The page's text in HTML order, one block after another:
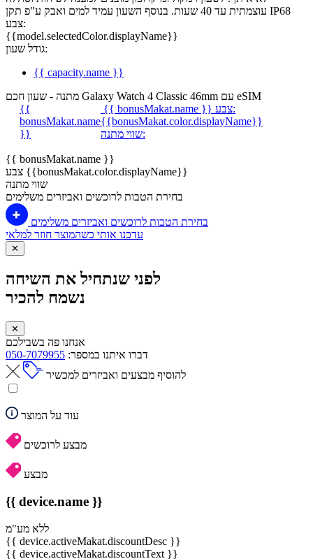
עוצמתית עד 40 שעות. בנוסף השעון עמיד למים ואבק ע"פ תקן IP68
צבע:
{{model.selectedColor.displayName}}
גודל שעון:
{{ capacity.name }}
מתנה - שעון חכם Galaxy Watch 4 Classic 46mm עם eSIM
{{
bonusMakat.name
}}
{{ bonusMakat.name }}
צבע:
{{bonusMakat.color.displayName}}
שווי מתנה:
{{ bonusMakat.name }}
צבע {{bonusMakat.color.displayName}}
שווי מתנה
בחירת הטבות לרוכשים ואביזרים משלימים
בחירת הטבות לרוכשים ואביזרים משלימים
עדכנו אותי כשהמוצר חוזר למלאי
✕
לפני שנתחיל את השיחה
נשמח להכיר
✕
אנחנו פה בשבילכם
דברו איתנו במספר: 050-7079955
להוסיף מבצעים ואביזרים למכשיר
עוד על המוצר
מבצע לרוכשים
מבצע
{{ device.name }}
ללא מע"מ
{{ device.activeMakat.discountDesc }}
{{ device.activeMakat.discountText }}